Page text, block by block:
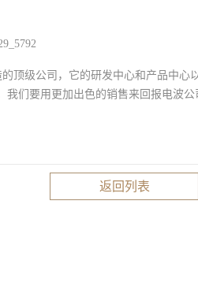
级公司，它的研发中心和产品中心
们要用更加出色的销售来回报电波公
返回列表